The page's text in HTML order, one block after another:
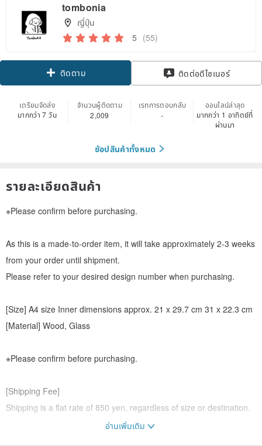
tombonia
ญี่ปุ่น
5 (55)
ติดตาม ติดต่อดีไซเนอร์
เตรียมจัดส่ง
มากกว่า 7 วัน
จำนวนผู้ติดตาม
2,009
เรทการตอบกลับ
-
ออนไลน์ล่าสุด
มากกว่า 1 อาทิตย์ที่
ผ่านมา
ช้อปสินค้าทั้งหมด
รายละเอียดสินค้า
※Please confirm before purchasing.
As this is a made-to-order item, it will take approximately 2-3 weeks
from your order until shipment.
Please refer to your desired design number when purchasing.
[Size] A4 size Inner dimensions approx. 21 x 29.7 cm 31 x 22.3 cm
[Material] Wood, Glass
※Please confirm before purchasing.
[Shipping Fee]
Shipping is a flat rate of 850 yen, regardless of size or destination.
อ่านเพิ่มเติม